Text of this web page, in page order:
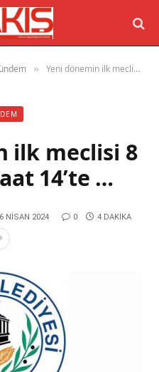
» Yeni dönemin ilk meclisi 8 Nisan’da, saat 14’te …
ilk meclisi 8
14’te …
6 NISAN 2024 0 4 DAKIKA